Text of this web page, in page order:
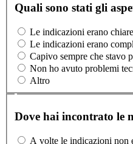
Quali sono stati gli
Le indicazioni erano chiare
Le indicazioni erano
Capivo sempre che stavo
Non ho avuto problemi
Altro
Dove hai incontrato le
A volte le indicazioni non